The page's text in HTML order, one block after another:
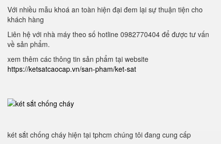
Với nhiều mẫu khoá an toàn hiện đại đem lại sự thuận tiện cho
khách hàng
Liên hệ với nhà máy theo số hotline 0982770404 để được tư vấn
về sản phẩm.
xem thêm các thông tin sản phẩm tại website
https://ketsatcaocap.vn/san-pham/ket-sat
két sắt chống cháy hiện tại tphcm chúng tôi đang cung cấp